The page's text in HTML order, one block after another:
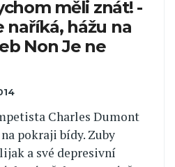
měli znát! -
naříká, hážu na
Non Je ne
Charles Dumont
pokraji bídy. Zuby
a své depresivní